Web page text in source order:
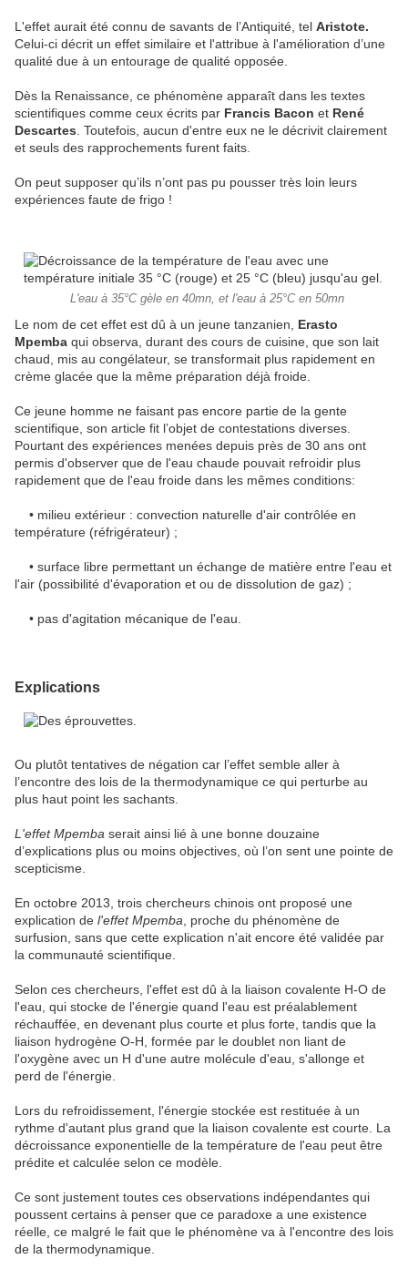
L'effet aurait été connu de savants de l’Antiquité, tel Aristote.
Celui-ci décrit un effet similaire et l'attribue à l'amélioration d’une
qualité due à un entourage de qualité opposée.
Dès la Renaissance, ce phénomène apparaît dans les textes
scientifiques comme ceux écrits par Francis Bacon et René
Descartes . Toutefois, aucun d'entre eux ne le décrivit clairement
et seuls des rapprochements furent faits.
On peut supposer qu’ils n’ont pas pu pousser très loin leurs
expériences faute de frigo !
L'eau à 35°C gèle en 40mn, et l'eau à 25°C en 50mn
Le nom de cet effet est dû à un jeune tanzanien, Erasto
Mpemba qui observa, durant des cours de cuisine, que son lait
chaud, mis au congélateur, se transformait plus rapidement en
crème glacée que la même préparation déjà froide.
Ce jeune homme ne faisant pas encore partie de la gente
scientifique, son article fit l’objet de contestations diverses.
Pourtant des expériences menées depuis près de 30 ans ont
permis d'observer que de l'eau chaude pouvait refroidir plus
rapidement que de l'eau froide dans les mêmes conditions:
• milieu extérieur : convection naturelle d'air contrôlée en
température (réfrigérateur) ;
• surface libre permettant un échange de matière entre l'eau et
l'air (possibilité d'évaporation et ou de dissolution de gaz) ;
• pas d'agitation mécanique de l'eau.
Explications
Ou plutôt tentatives de négation car l’effet semble aller à
l’encontre des lois de la thermodynamique ce qui perturbe au
plus haut point les sachants.
L'effet Mpemba serait ainsi lié à une bonne douzaine
d’explications plus ou moins objectives, où l’on sent une pointe de
scepticisme.
En octobre 2013, trois chercheurs chinois ont proposé une
explication de l'effet Mpemba , proche du phénomène de
surfusion, sans que cette explication n'ait encore été validée par
la communauté scientifique.
Selon ces chercheurs, l'effet est dû à la liaison covalente H-O de
l'eau, qui stocke de l'énergie quand l'eau est préalablement
réchauffée, en devenant plus courte et plus forte, tandis que la
liaison hydrogène O-H, formée par le doublet non liant de
l'oxygène avec un H d'une autre molécule d'eau, s'allonge et
perd de l'énergie.
Lors du refroidissement, l'énergie stockée est restituée à un
rythme d'autant plus grand que la liaison covalente est courte. La
décroissance exponentielle de la température de l'eau peut être
prédite et calculée selon ce modèle.
Ce sont justement toutes ces observations indépendantes qui
poussent certains à penser que ce paradoxe a une existence
réelle, ce malgré le fait que le phénomène va à l'encontre des lois
de la thermodynamique.